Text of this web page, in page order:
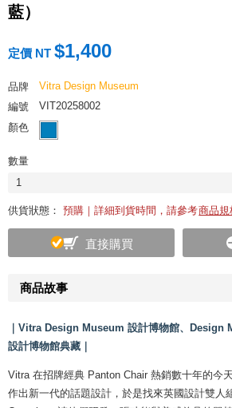
藍）
商品故事
｜Vitra Design Museum 設計博物館、Design
設計博物館典藏｜
Vitra 在招牌經典 Panton Chair 熱銷數十年的今
作出新一代的話題設計，於是找來英國設計雙人
定價 NT $1,400
品牌
Vitra Design Museum
編號
VIT20258002
顏色
數量
1
供貨狀態： 預購｜詳細到貨時間，請參考商品規
直接購買